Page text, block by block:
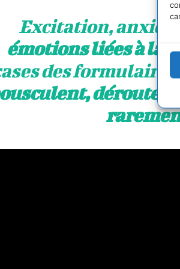
Excitation,
émotions liées à la
des
déroutent